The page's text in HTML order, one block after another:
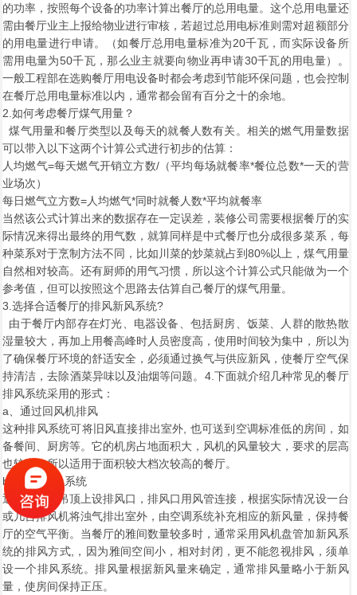
的功率，按照每个设备的功率计算出餐厅的总用电量。这个总用电量还
需由餐厅业主上报给物业进行审核，若超过总用电标准则需对超额部分
的用电量进行申请。（如餐厅总用电量标准为20千瓦，而实际设备所
需用电量为50千瓦，那么业主就要向物业再申请30千瓦的用电量）。
一般工程部在选购餐厅用电设备时都会考虑到节能环保问题，也会控制
在餐厅总用电量标准以内，通常都会留有百分之十的余地。
2.如何考虑餐厅煤气用量？
煤气用量和餐厅类型以及每天的就餐人数有关。相关的燃气用量数据
可以带入以下这两个计算公式进行初步的估算：
人均燃气=每天燃气开销立方数/（平均每场就餐率*餐位总数*一天的营
业场次）
每日燃气立方数=人均燃气*同时就餐人数*平均就餐率
当然该公式计算出来的数据存在一定误差，装修公司需要根据餐厅的实
际情况来得出最终的用气数，就算同样是中式餐厅也分成很多菜系，每
种菜系对于烹制方法不同，比如川菜的炒菜就占到80%以上，煤气用量
自然相对较高。还有厨师的用气习惯，所以这个计算公式只能做为一个
参考值，但可以按照这个思路去估算自己餐厅的煤气用量。
3.选择合适餐厅的排风新风系统?
由于餐厅内部存在灯光、电器设备、包括厨房、饭菜、人群的散热散
湿量较大，再加上用餐高峰时人员密度高，使用时间较为集中，所以为
了确保餐厅环境的舒适安全，必须通过换气与供应新风，使餐厅空气保
持清洁，去除酒菜异味以及油烟等问题。4.下面就介绍几种常见的餐厅
排风系统采用的形式：
a、通过回风机排风
这种排风系统可将旧风直接排出室外, 也可送到空调标准低的房间，如
备餐间、厨房等。它的机房占地面积大，风机的风量较大，要求的层高
也较高，所以适用于面积较大档次较高的餐厅。
b、专设排风系统
通常在餐厅吊顶上设排风口，排风口用风管连接，根据实际情况设一台
或几台排风机将浊气排出室外，由空调系统补充相应的新风量，保持餐
厅的空气平衡。当餐厅的雅间数量较多时，通常采用风机盘管加新风系
统的排风方式,，因为雅间空间小，相对封闭，更不能忽视排风，须单
设一个排风系统。排风量根据新风量来确定，通常排风量略小于新风
量，使房间保持正压。